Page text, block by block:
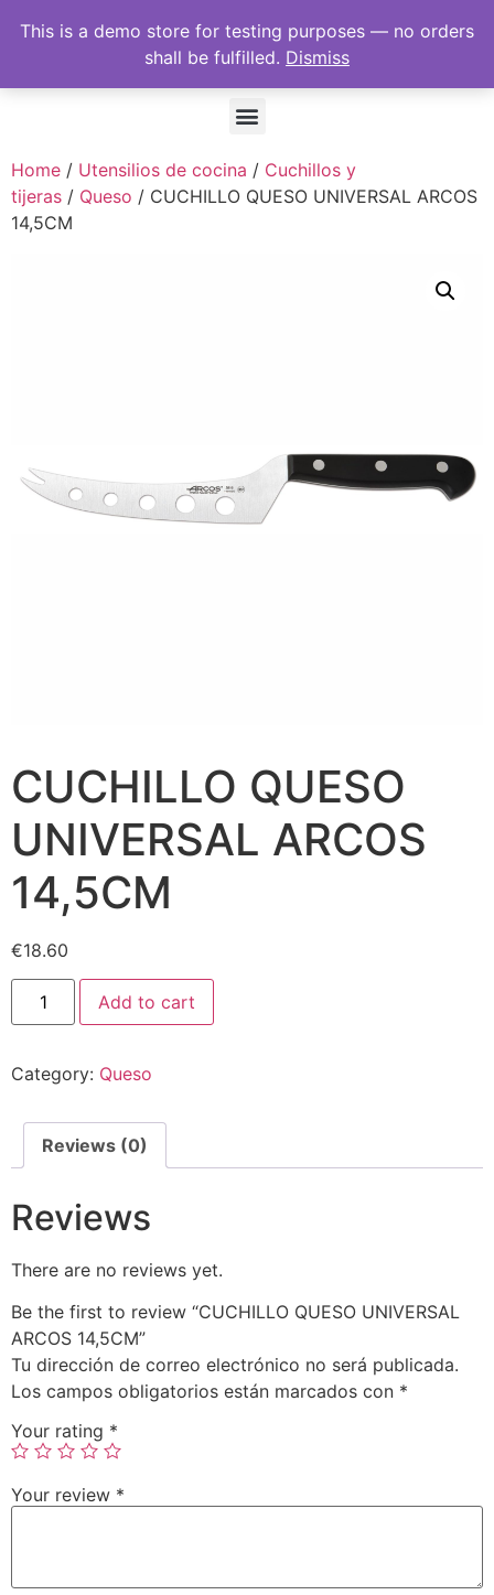
Home / Utensilios de cocina / Cuchillos y
tijeras / Queso / CUCHILLO QUESO UNIVERSAL ARCOS
14,5CM
CUCHILLO QUESO
UNIVERSAL ARCOS
14,5CM
€18.60
Add to cart
Category: Queso
Reviews (0)
Reviews
There are no reviews yet.
Be the first to review “CUCHILLO QUESO UNIVERSAL
ARCOS 14,5CM”
Tu dirección de correo electrónico no será publicada.
Los campos obligatorios están marcados con *
Your rating *
Your review *
This is a demo store for testing purposes — no orders
shall be fulfilled. Dismiss